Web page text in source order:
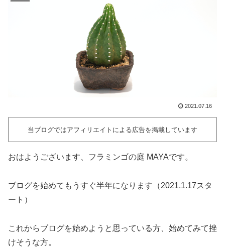
2021.07.16
当ブログではアフィリエイトによる広告を掲載しています
おはようございます、フラミンゴの庭 MAYAです。
ブログを始めてもうすぐ半年になります（2021.1.17スタ
ート）
これからブログを始めようと思っている方、始めてみて挫
けそうな方。